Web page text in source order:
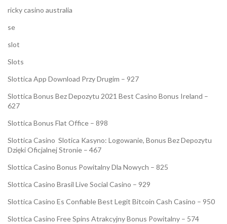
ricky casino australia
se
slot
Slots
Slottica App Download Przy Drugim – 927
Slottica Bonus Bez Depozytu 2021 Best Casino Bonus Ireland –
627
Slottica Bonus Flat Office – 898
Slottica Casino ️ Slotica Kasyno: Logowanie, Bonus Bez Depozytu
Dzięki Oficjalnej Stronie – 467
Slottica Casino Bonus Powitalny Dla Nowych – 825
Slottica Casino Brasil Live Social Casino – 929
Slottica Casino Es Confiable Best Legit Bitcoin Cash Casino – 950
Slottica Casino Free Spins Atrakcyjny Bonus Powitalny – 574